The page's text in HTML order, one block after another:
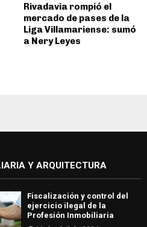
Rivadavia rompió el
mercado de pases de la
Liga Villamariense: sumó
a Nery Leyes
Y ARQUITECTURA
Fiscalización y control del
ejercicio ilegal de la
Profesión Inmobiliaria